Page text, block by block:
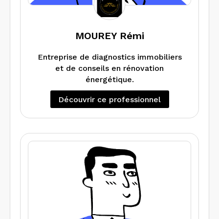
MOUREY Rémi
Entreprise de diagnostics immobiliers
et de conseils en rénovation
énergétique.
Découvrir ce professionnel